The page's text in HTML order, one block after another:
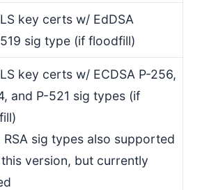
key certs w/ EdDSA
sig type (if floodfill)
key certs w/ ECDSA P-256,
and P-521 sig types (if
RSA sig types also supported
version, but currently